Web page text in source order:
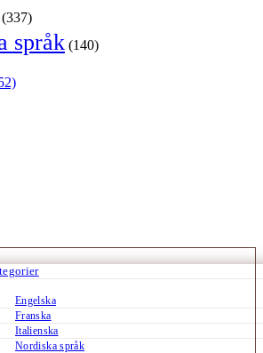
(337)
språk (140)
Engelska
Franska
Italienska
Nordiska språk